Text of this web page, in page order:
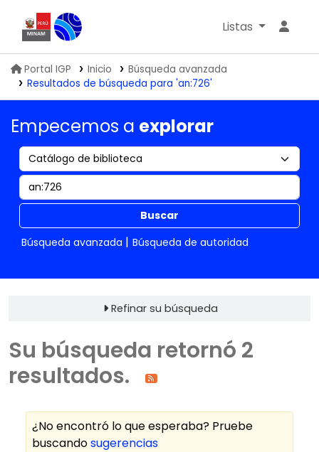
Biblioteca IGP
Listas
Portal IGP Inicio
Búsqueda avanzada
Resultados de búsqueda para 'an:726'
Empecemos a explorar
Buscar
Búsqueda avanzada
Búsqueda de autoridad
Refinar su búsqueda
Su búsqueda retornó 2
resultados.
¿No encontró lo que esperaba? Pruebe
buscandosugerencias